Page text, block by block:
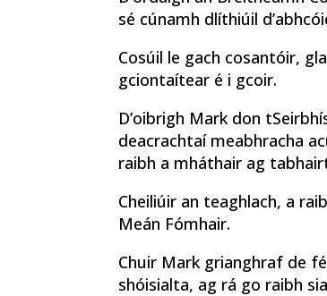
sé cúnamh dlíthiúil
Cosúil le gach cosantóir,
gciontaítear é i gcoir.
D’oibrigh Mark don
deacrachtaí meabhracha
raibh a mháthair ag
Cheiliúir an teaghlach, a
Meán Fómhair.
Chuir Mark grianghraf de
shóisialta, ag rá go raibh